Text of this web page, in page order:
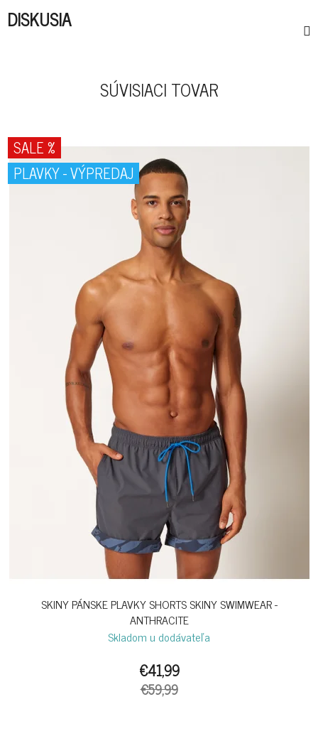
DISKUSIA
SÚVISIACI TOVAR
SALE %
PLAVKY - VÝPREDAJ
SKINY PÁNSKE PLAVKY SHORTS SKINY SWIMWEAR -
ANTHRACITE
Skladom u dodávateľa
€41,99
€59,99